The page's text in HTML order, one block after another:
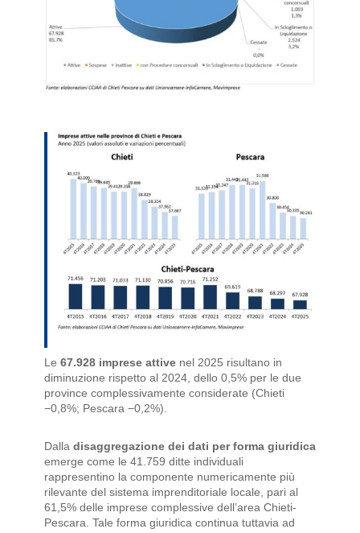
Le 67.928 imprese attivenel 2025 risultano in
diminuzione rispetto al 2024, dello 0,5% per le due
province complessivamente considerate (Chieti
−0,8%; Pescara −0,2%).
Dalla disaggregazione dei dati per forma giuridica
emerge come le 41.759 ditte individuali
rappresentino la componente numericamente più
rilevante del sistema imprenditoriale locale, pari al
61,5% delle imprese complessive dell’area Chieti-
Pescara. Tale forma giuridica continua tuttavia ad